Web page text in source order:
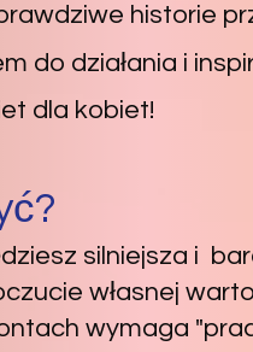
historie
do działania i
dla kobiet!
silniejsza i
własnej
wymaga